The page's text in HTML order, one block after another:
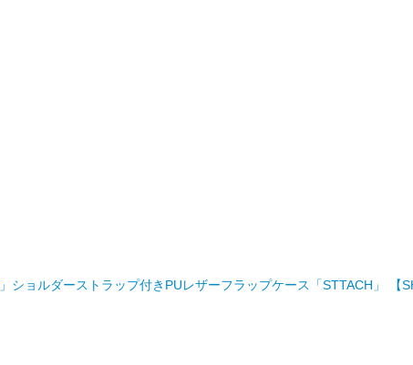
ョルダーストラップ付きPUレザーフラップケース「STTACH」 【